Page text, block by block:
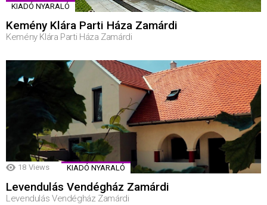
KIADÓ NYARALÓ
Kemény Klára Parti Háza Zamárdi
Kemény Klára Parti Háza Zamárdi
18 Views KIADÓ NYARALÓ
Levendulás Vendégház Zamárdi
Levendulás Vendégház Zamárdi